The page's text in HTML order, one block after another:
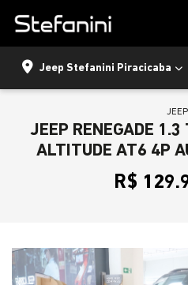
Jeep Stefanini Piracicaba
JEEP
JEEP RENEGADE
ALTITUDE AT6 4P
R$